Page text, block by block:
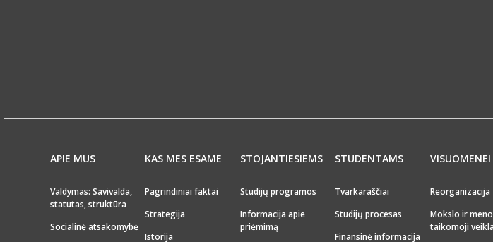
APIE MUS
Valdymas: Savivalda,
statutas, struktūra
Socialinė atsakomybė
KAS MES ESAME
Pagrindiniai faktai
Strategija
Istorija
STOJANTIESIEMS
Studijų programos
Informacija apie
priėmimą
STUDENTAMS
Tvarkaraščiai
Studijų procesas
Finansinė informacija
VISUOMENEI
Reorganizacija
Mokslo ir meno
taikomoji veikla